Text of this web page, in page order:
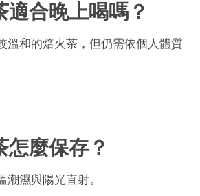
適合晚上喝嗎？
溫和的焙火茶，但仍需依個人體質
怎麼保存？
潮濕與陽光直射。